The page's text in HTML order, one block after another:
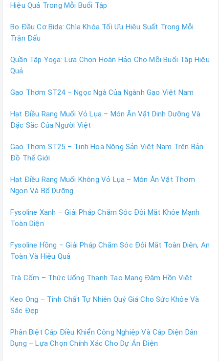
Hiệu Quả Trong Mỗi Buổi Tập
Bo Đầu Cơ Bida: Chìa Khóa Tối Ưu Hiệu Suất Trong Mỗi
Trận Đấu
Quần Tập Yoga: Lựa Chọn Hoàn Hảo Cho Mỗi Buổi Tập Hiệu
Quả
Gạo Thơm ST24 – Ngọc Ngà Của Ngành Gạo Việt Nam
Hạt Điều Rang Muối Vỏ Lụa – Món Ăn Vặt Dinh Dưỡng Và
Đặc Sắc Của Người Việt
Gạo Thơm ST25 – Tinh Hoa Nông Sản Việt Nam Trên Bản
Đồ Thế Giới
Hạt Điều Rang Muối Không Vỏ Lụa – Món Ăn Vặt Thơm
Ngon Và Bổ Dưỡng
Fysoline Xanh – Giải Pháp Chăm Sóc Đôi Mắt Khỏe Mạnh
Toàn Diện
Fysoline Hồng – Giải Pháp Chăm Sóc Đôi Mắt Toàn Diện, An
Toàn Và Hiệu Quả
Trà Cốm – Thức Uống Thanh Tao Mang Đậm Hồn Việt
Keo Ong – Tinh Chất Tự Nhiên Quý Giá Cho Sức Khỏe Và
Sắc Đẹp
Phân Biệt Cáp Điều Khiển Công Nghiệp Và Cáp Điện Dân
Dụng – Lựa Chọn Chính Xác Cho Dự Án Điện